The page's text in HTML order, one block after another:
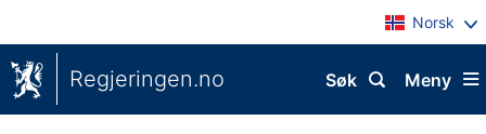
Norsk
Regjeringen.no Meny
Søk